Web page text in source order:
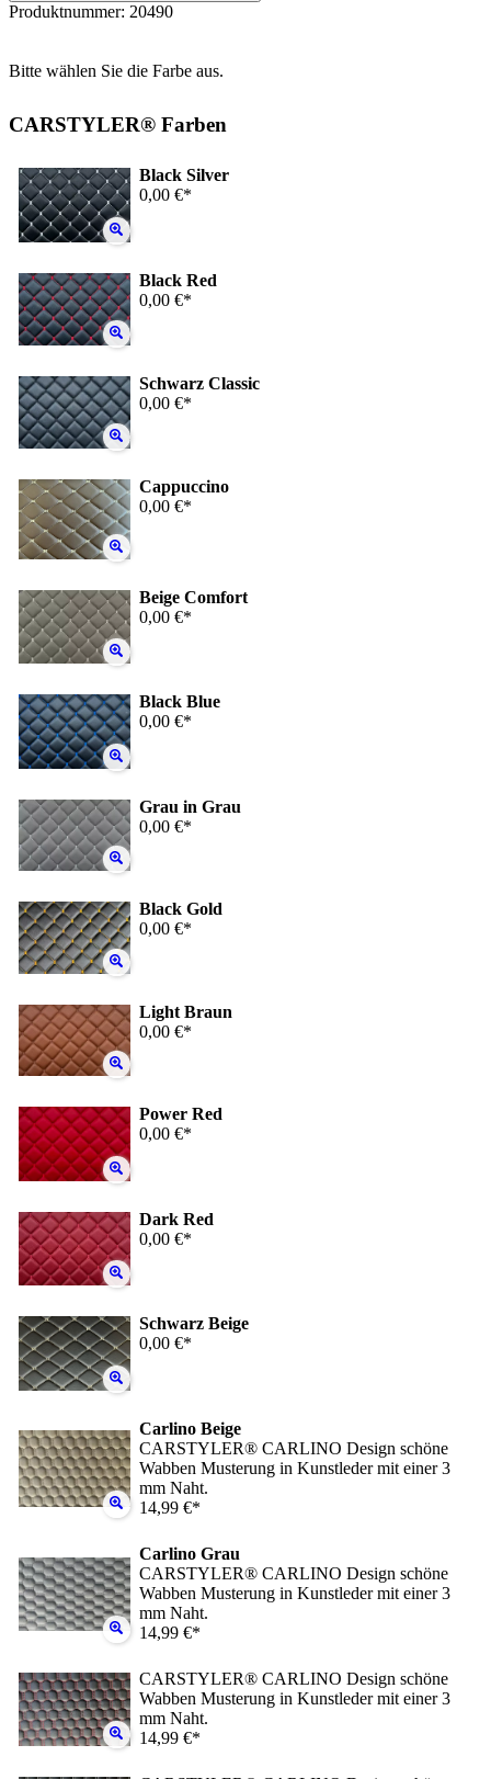
Produktnummer: 20490
Bitte wählen Sie die Farbe aus.
CARSTYLER® Farben
Black Silver
0,00 €*
Black Red
0,00 €*
Schwarz Classic
0,00 €*
Cappuccino
0,00 €*
Beige Comfort
0,00 €*
Black Blue
0,00 €*
Grau in Grau
0,00 €*
Black Gold
0,00 €*
Light Braun
0,00 €*
Power Red
0,00 €*
Dark Red
0,00 €*
Schwarz Beige
0,00 €*
Carlino Beige
CARSTYLER® CARLINO Design schöne
Wabben Musterung in Kunstleder mit einer 3
mm Naht.
14,99 €*
Carlino Grau
CARSTYLER® CARLINO Design schöne
Wabben Musterung in Kunstleder mit einer 3
mm Naht.
14,99 €*
CARSTYLER® CARLINO Design schöne
Wabben Musterung in Kunstleder mit einer 3
mm Naht.
14,99 €*